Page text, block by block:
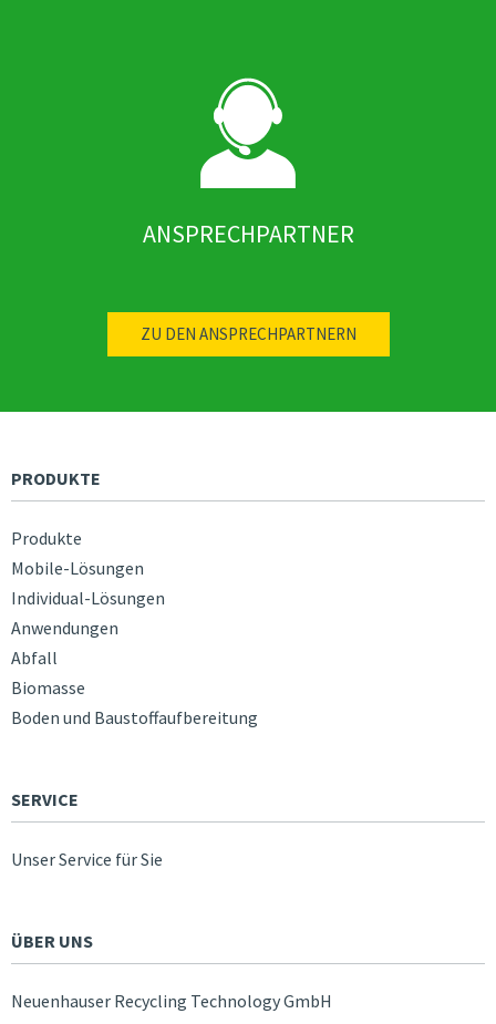
ANSPRECHPARTNER
ZU DEN ANSPRECHPARTNERN
PRODUKTE
Produkte
Mobile-Lösungen
Individual-Lösungen
Anwendungen
Abfall
Biomasse
Boden und Baustoffaufbereitung
SERVICE
Unser Service für Sie
ÜBER UNS
Neuenhauser Recycling Technology GmbH